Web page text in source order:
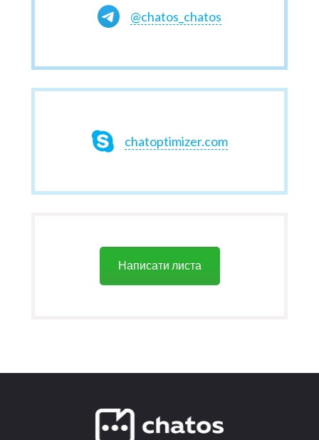
@chatos_chatos
chatoptimizer.com
Написати листа